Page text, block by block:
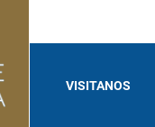
VISITANOS